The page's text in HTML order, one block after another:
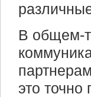
В общем-
это точно